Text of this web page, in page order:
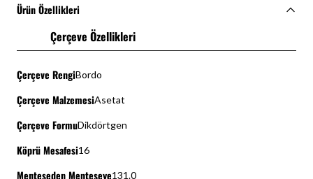
Ürün Özellikleri
Çerçeve Özellikleri
Çerçeve RengiBordo
Çerçeve MalzemesiAsetat
Çerçeve FormuDikdörtgen
Köprü Mesafesi16
Menteşeden Menteşeye131.0